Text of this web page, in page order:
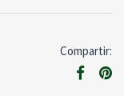
SESIÓNCompartir: